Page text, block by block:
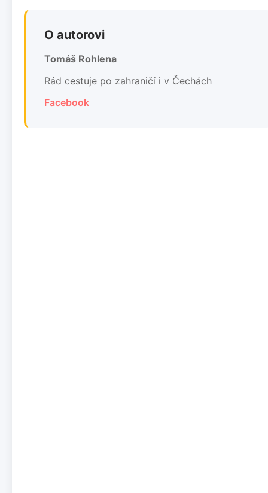
O autorovi
Tomáš Rohlena
Rád cestuje po zahraničí i v Čechách
Facebook